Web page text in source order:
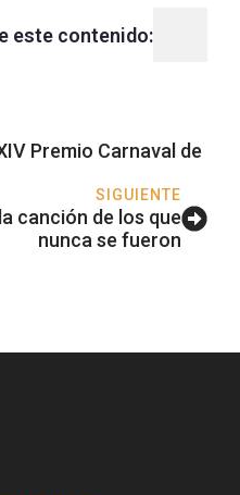
este contenido:
Premio Carnaval de
SIGUIENTE
canción de los que
nunca se fueron